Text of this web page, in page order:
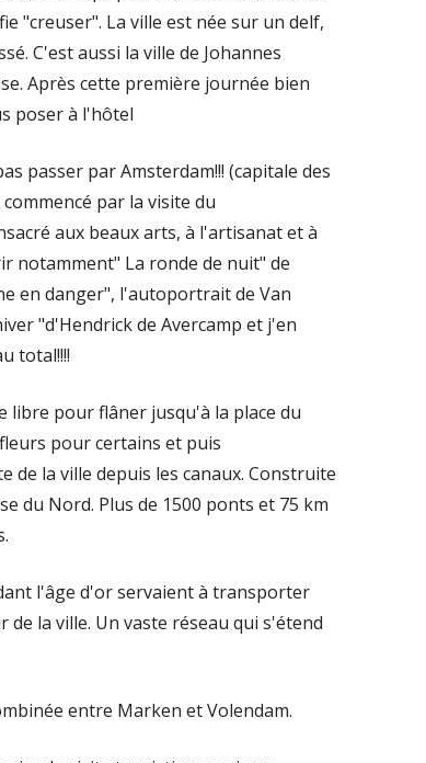
"creuser". La ville est née sur un delf,
C'est aussi la ville de Johannes
Après cette première journée bien
poser à l'hôtel
passer par Amsterdam!!! (capitale des
par la visite du
aux beaux arts, à l'artisanat et à
notamment" La ronde de nuit" de
en danger", l'autoportrait de Van
"d'Hendrick de Avercamp et j'en
total!!!!
libre pour flâner jusqu'à la place du
pour certains et puis
la ville depuis les canaux. Construite
du Nord. Plus de 1500 ponts et 75 km
l'âge d'or servaient à transporter
la ville. Un vaste réseau qui s'étend
entre Marken et Volendam.